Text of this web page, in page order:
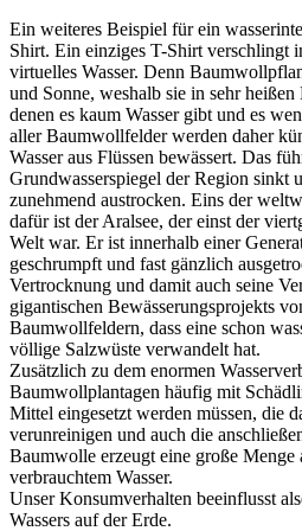
Ein weiteres Beispiel für ein
Shirt. Ein einziges T-Shirt verschlingt
virtuelles Wasser. Denn
und Sonne, weshalb sie in sehr
denen es kaum Wasser gibt und es
aller Baumwollfelder werden daher
Wasser aus Flüssen bewässert. Das
Grundwasserspiegel der Region sinkt
zunehmend austrocken. Eins der
dafür ist der Aralsee, der einst der
Welt war. Er ist innerhalb einer
geschrumpft und fast gänzlich
Vertrocknung und damit auch seine
gigantischen Bewässerungsprojekts
Baumwollfeldern, dass eine schon
völlige Salzwüste verwandelt hat.
Zusätzlich zu dem enormen
Baumwollplantagen häufig mit
Mittel eingesetzt werden müssen, die
verunreinigen und auch die
Baumwolle erzeugt eine große Menge
verbrauchtem Wasser.
Unser Konsumverhalten beeinflusst
Wassers auf der Erde.